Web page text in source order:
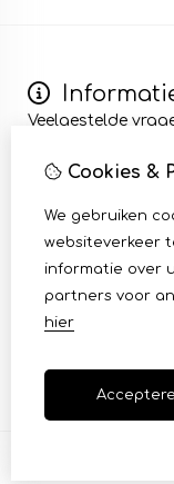
Veelgestelde
Kip bezorgen en
Mijn
Contact
Cookies &
We gebruiken
websiteverkeer
informatie over
partners voor
hier